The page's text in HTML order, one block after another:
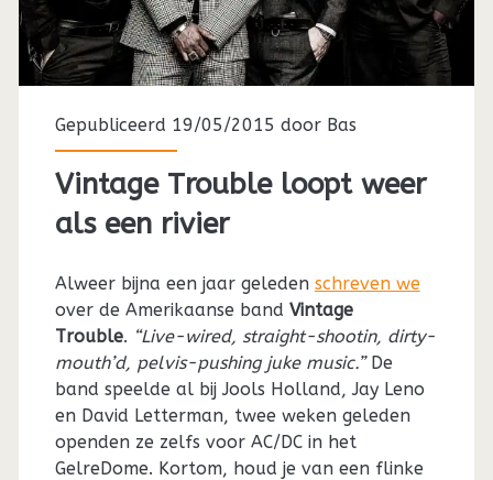
Gepubliceerd 19/05/2015 door Bas
Vintage Trouble loopt weer
als een rivier
Alweer bijna een jaar geleden schreven we
over de Amerikaanse band Vintage
Trouble. “Live-wired, straight-shootin, dirty-
mouth’d, pelvis-pushing juke music.” De
band speelde al bij Jools Holland, Jay Leno
en David Letterman, twee weken geleden
openden ze zelfs voor AC/DC in het
GelreDome. Kortom, houd je van een flinke